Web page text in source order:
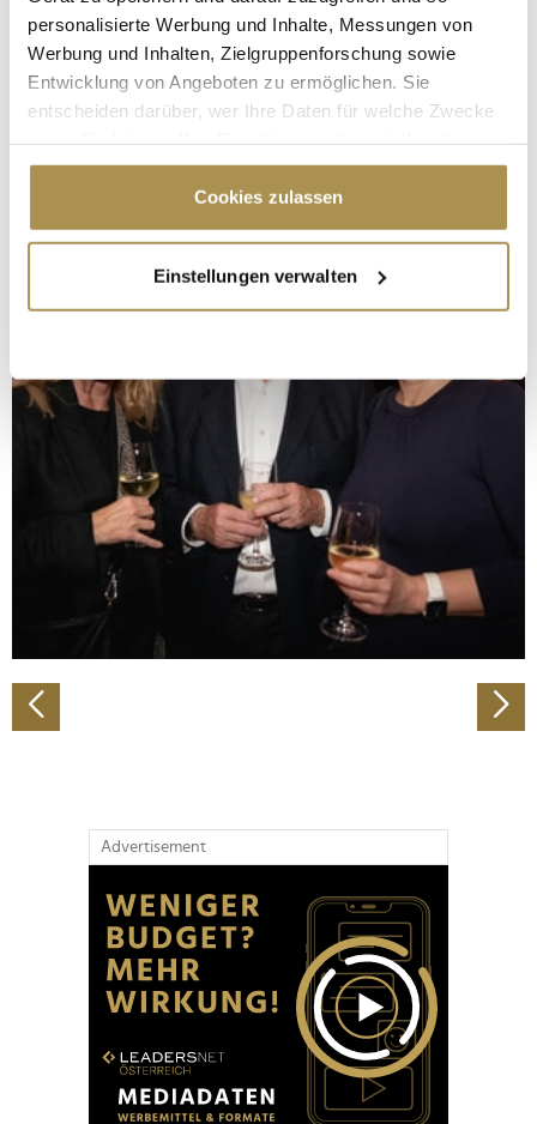
personalisierte Werbung und Inhalte, Messungen von
Werbung und Inhalten, Zielgruppenforschung sowie
Entwicklung von Angeboten zu ermöglichen. Sie
entscheiden darüber, wer Ihre Daten für welche Zwecke
Cookie-Erklärung oder durch Klicken auf das Privacy
Trigger Symbol ändern oder widerrufen
Informationen über Ihre geografische Lage
erfassen, welche bis auf einige Meter genau sein
bestimmten Merkmalen (Fingerprinting) identifizieren
Erfahren Sie mehr darüber, wie Ihre persönlichen Daten
verarbeitet werden, und legen Sie Ihre Präferenzen im
Abschnitt Einzelheiten
fest.
Wir verwenden Cookies, um Inhalte und Anzeigen zu
personalisieren, Funktionen für soziale Medien anbieten
zu können und die Zugriffe auf unsere Website zu
analysieren. Außerdem geben wir Informationen zu Ihrer
Verwendung unserer Website an unsere Partner für
soziale Medien, Werbung und Analysen weiter. Unsere
Partner führen diese Informationen möglicherweise mit
Cookies zulassen
Einstellungen verwalten
Advertisement